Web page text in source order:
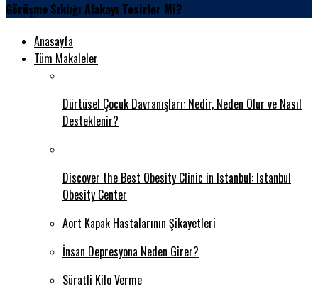
Görüşme Sıklığı Alakayı Tesirler Mi?
Anasayfa
Tüm Makaleler
Dürtüsel Çocuk Davranışları: Nedir, Neden Olur ve Nasıl
Desteklenir?
Discover the Best Obesity Clinic in Istanbul: Istanbul
Obesity Center
Aort Kapak Hastalarının Şikayetleri
İnsan Depresyona Neden Girer?
Süratli Kilo Verme